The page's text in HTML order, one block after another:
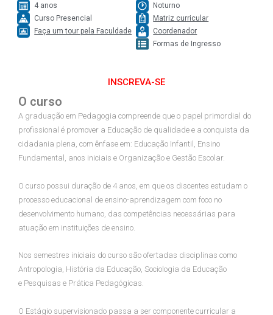
4 anos
Curso Presencial
Faça um tour pela Faculdade
Noturno
Matriz curricular
Coordenador
Formas de Ingresso
INSCREVA-SE
O curso
A graduação em Pedagogia compreende que o papel primordial do
profissional é promover a Educação de qualidade e a conquista da
cidadania plena, com ênfase em: Educação Infantil, Ensino
Fundamental, anos iniciais e Organização e Gestão Escolar.
O curso possui duração de 4 anos, em que os discentes estudam o
processo educacional de ensino-aprendizagem com foco no
desenvolvimento humano, das competências necessárias para
atuação em instituições de ensino.
Nos semestres iniciais do curso são ofertadas disciplinas como
Antropologia, História da Educação, Sociologia da Educação
e Pesquisas e Prática Pedagógicas.
O Estágio supervisionado passa a ser componente curricular a